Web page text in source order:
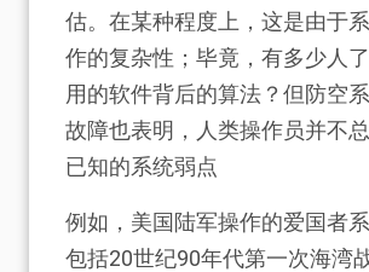
估。在某种程度上，这是由于
作的复杂性；毕竟，有多少人
用的软件背后的算法？但防空
故障也表明，人类操作员并不
已知的系统弱点
例如，美国陆军操作的爱国者
包括20世纪90年代第一次海湾